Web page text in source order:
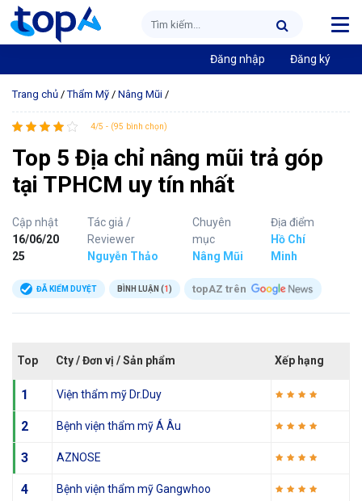
Đăng nhập Đăng ký
Trang chủ /Thẩm Mỹ / Nâng Mũi /
4/5 - (95 bình chọn)
Top 5 Địa chỉ nâng mũi trả góp
tại TPHCM uy tín nhất
Cập nhật
16/06/20
25
Tác giả /
Reviewer
Nguyễn Thảo
Chuyên
mục
Nâng Mũi
Địa điểm
Hồ Chí
Minh
ĐÃ KIỂM DUYỆT BÌNH LUẬN (1) topAZ trên
Top Cty / Đơn vị / Sản phẩm Xếp hạng
1 Viện thẩm mỹ Dr.Duy
2 Bệnh viện thẩm mỹ Á Âu
3 AZNOSE
4 Bệnh viện thẩm mỹ Gangwhoo